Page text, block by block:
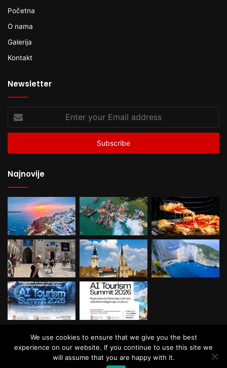
Početna
O nama
Galerija
Kontakt
Newsletter
your
Email
Najnovije
© Copyright Balkan Travel, All Rights
Reserved.
We use cookies to ensure that we give you the best
experience on our website. If you continue to use this site we
will assume that you are happy with it.